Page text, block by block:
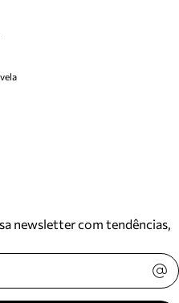
newsletter com tendências,